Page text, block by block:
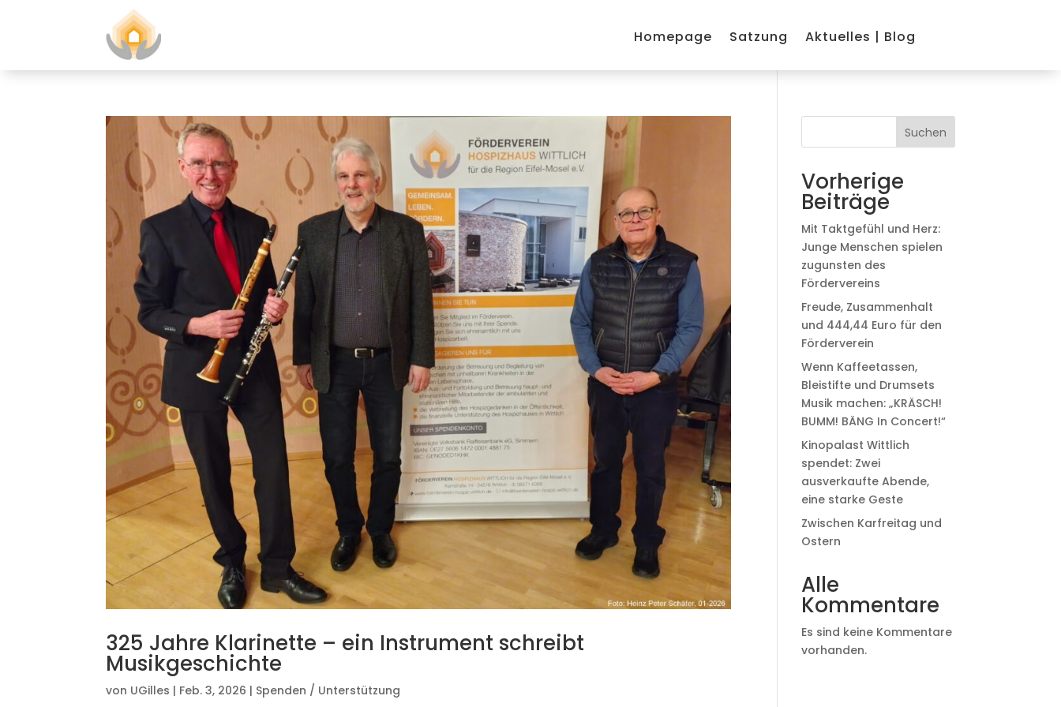
Homepage Satzung Aktuelles | Blog
325 Jahre Klarinette – ein Instrument schreibt
Musikgeschichte
von UGilles | Feb. 3, 2026 | Spenden / Unterstützung
Suchen
Vorherige
Beiträge
Mit Taktgefühl und Herz:
Junge Menschen spielen
zugunsten des
Fördervereins
Freude, Zusammenhalt
und 444,44 Euro für den
Förderverein
Wenn Kaffeetassen,
Bleistifte und Drumsets
Musik machen: „KRÄSCH!
BUMM! BÄNG In Concert!“
Kinopalast Wittlich
spendet: Zwei
ausverkaufte Abende,
eine starke Geste
Zwischen Karfreitag und
Ostern
Alle
Kommentare
Es sind keine Kommentare
vorhanden.